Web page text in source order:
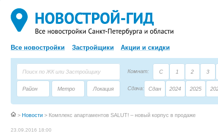
Все новостройки Застройщики Акции и скидки
Комнат: С 1 2 3
Район Метро Локация Сдача: Сдан 2024 2025
> Новости > Комплекс апартаментов SALUT! – новый корпус в продаже
23.09.2016 18:00